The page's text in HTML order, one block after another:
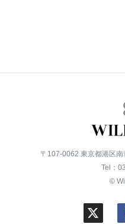
〒107-0062 東京都港区
Tel：
©